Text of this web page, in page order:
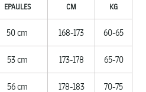
EPAULES
CM
KG
50 cm 168-173 60-65
53 cm 173-178 65-70
56 cm 178-183 70-75